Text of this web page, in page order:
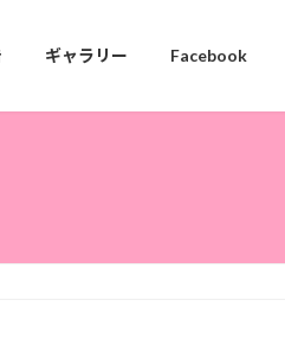
ギャラリー Facebook